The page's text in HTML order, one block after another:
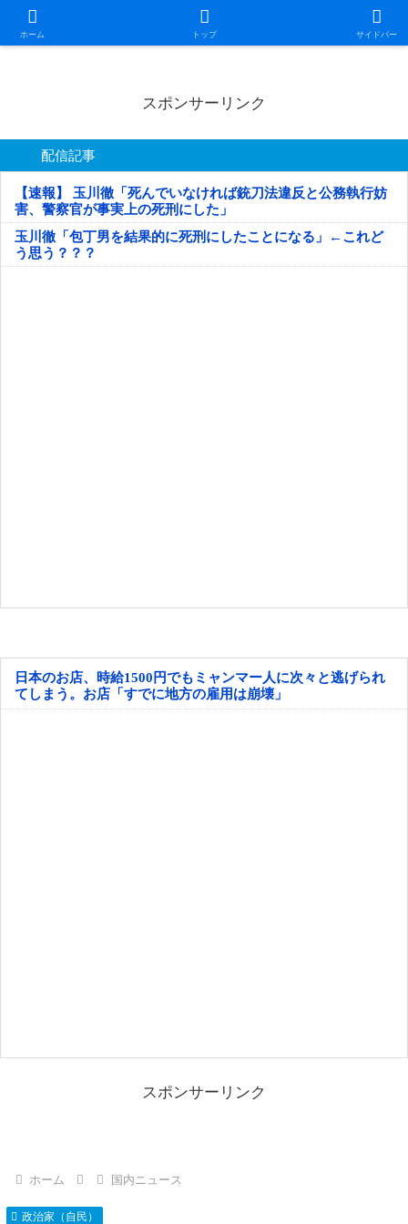
ホーム トップ サイドバー
日本第一！ニュース録
スポンサーリンク
配信記事
【速報】 玉川徹「死んでいなければ銃刀法違反と公務執行妨
害、警察官が事実上の死刑にした」
玉川徹「包丁男を結果的に死刑にしたことになる」←これど
う思う？？？
日本のお店、時給1500円でもミャンマー人に次々と逃げられ
てしまう。お店「すでに地方の雇用は崩壊」
スポンサーリンク
ホーム 国内ニュース
政治家（自民）